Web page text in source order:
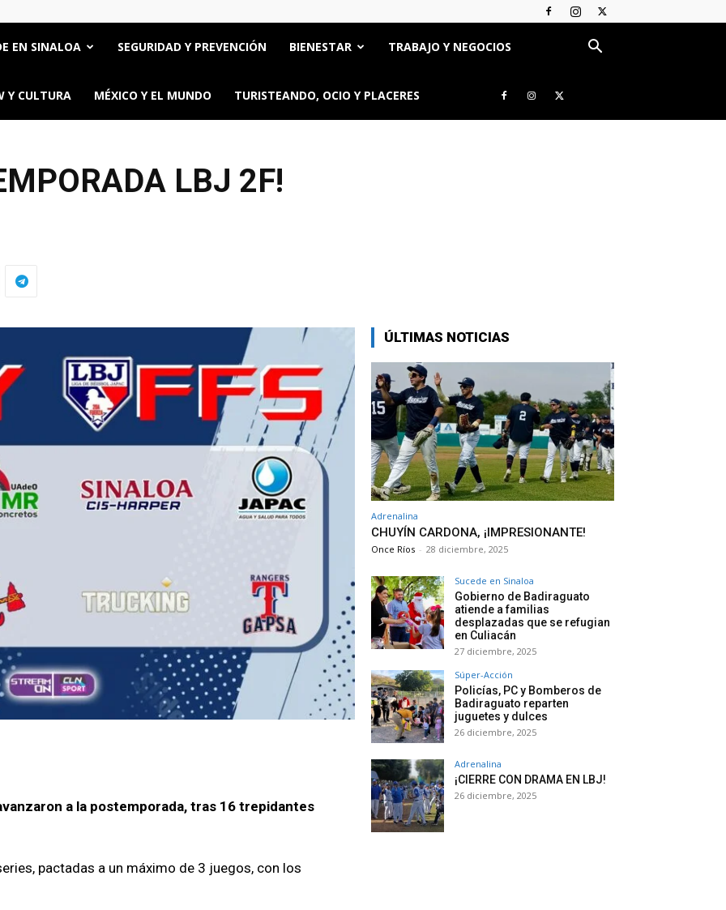
EN SINALOA SEGURIDAD Y PREVENCIÓN BIENESTAR TRABAJO Y NEGOCIOS
Y CULTURA MÉXICO Y EL MUNDO TURISTEANDO, OCIO Y PLACERES
LBJ 2F!
a la postemporada, tras 16 trepidantes
pactadas a un máximo de 3 juegos, con los
ÚLTIMAS NOTICIAS
Adrenalina
CHUYÍN CARDONA, ¡IMPRESIONANTE!
Once Ríos - 28 diciembre, 2025
Sucede en Sinaloa
Gobierno de Badiraguato
atiende a familias
desplazadas que se refugian
en Culiacán
27 diciembre, 2025
Súper-Acción
Policías, PC y Bomberos de
Badiraguato reparten
juguetes y dulces
26 diciembre, 2025
Adrenalina
¡CIERRE CON DRAMA EN LBJ!
26 diciembre, 2025